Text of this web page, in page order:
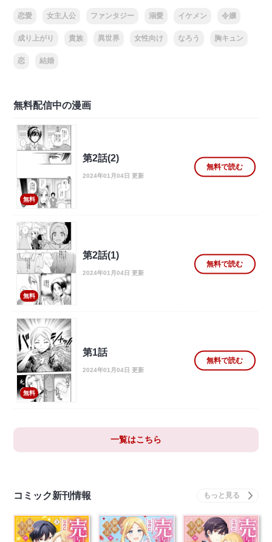
恋愛 女主人公 ファンタジー 溺愛 イケメン 令嬢
成り上がり 貴族 異世界 女性向け なろう 胸キュン
恋 結婚
無料配信中の漫画
無料
第2話(2)
2024年01月04日 更新
無料で読む
無料
第2話(1)
2024年01月04日 更新
無料で読む
無料
第1話
2024年01月04日 更新
無料で読む
一覧はこちら
コミック新刊情報